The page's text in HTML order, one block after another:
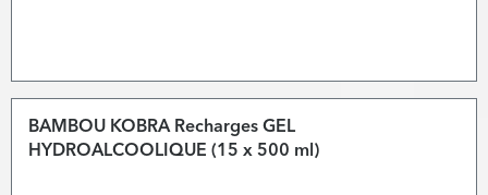
BAMBOU KOBRA Recharges GEL
HYDROALCOOLIQUE (15 x 500 ml)